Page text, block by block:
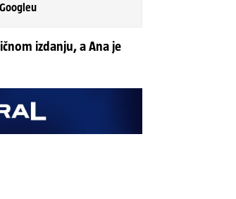
izdanju, a Ana je